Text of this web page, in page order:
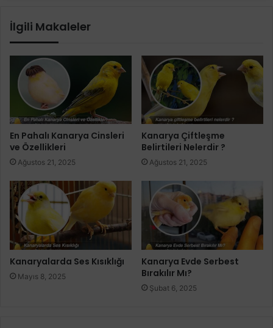
İlgili Makaleler
En Pahalı Kanarya Cinsleri
ve Özellikleri
Ağustos 21, 2025
Kanarya Çiftleşme
Belirtileri Nelerdir ?
Ağustos 21, 2025
Kanaryalarda Ses Kısıklığı
Mayıs 8, 2025
Kanarya Evde Serbest
Bırakılır Mı?
Şubat 6, 2025